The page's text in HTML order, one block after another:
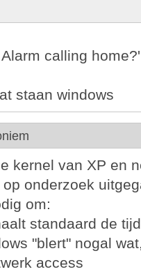
calling
staan windows
kernel van XP en
onderzoek
om:
standaard de
"blert" nogal
access